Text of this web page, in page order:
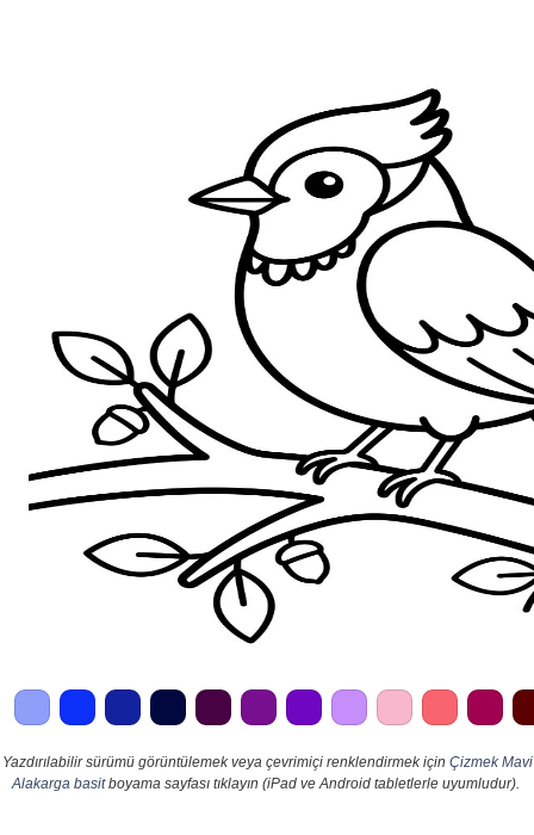
Yazdırılabilir sürümü görüntülemek veya çevrimiçi renklendirmek için Çizmek Mavi
Alakarga basitboyama sayfası tıklayın (iPad ve Android tabletlerle uyumludur).